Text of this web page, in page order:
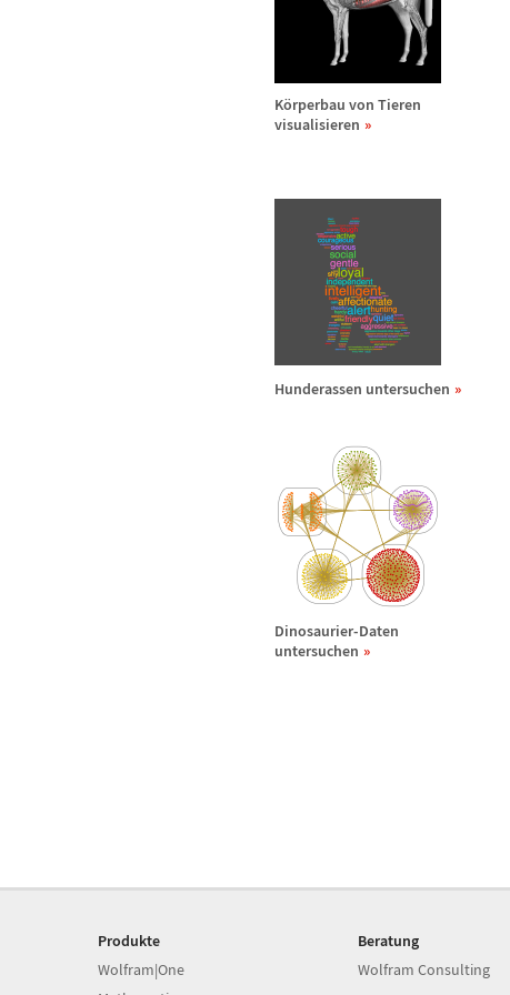
Körperbau von Tieren
visualisieren
Hunderassen untersuchen
Dinosaurier-Daten
untersuchen
Produkte
Wolfram|One
Beratung
Wolfram Consulting